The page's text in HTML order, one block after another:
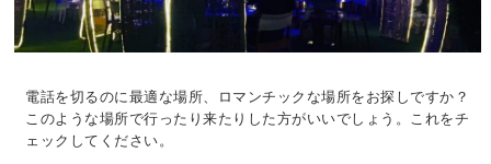
電話を切るのに最適な場所、ロマンチックな場所をお探しですか？
このような場所で行ったり来たりした方がいいでしょう。これをチ
ェックしてください。